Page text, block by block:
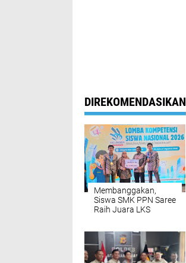
DIREKOMENDASIKAN
Membanggakan,
Siswa SMK PPN Saree
Raih Juara LKS